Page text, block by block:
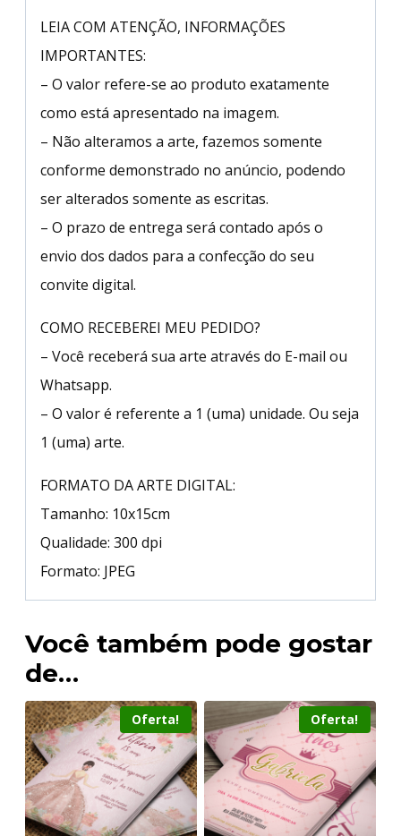
LEIA COM ATENÇÃO, INFORMAÇÕES
IMPORTANTES:
– O valor refere-se ao produto exatamente
como está apresentado na imagem.
– Não alteramos a arte, fazemos somente
conforme demonstrado no anúncio, podendo
ser alterados somente as escritas.
– O prazo de entrega será contado após o
envio dos dados para a confecção do seu
convite digital.
COMO RECEBEREI MEU PEDIDO?
– Você receberá sua arte através do E-mail ou
Whatsapp.
– O valor é referente a 1 (uma) unidade. Ou seja
1 (uma) arte.
FORMATO DA ARTE DIGITAL:
Tamanho: 10x15cm
Qualidade: 300 dpi
Formato: JPEG
Você também pode gostar
de…
Oferta! Oferta!